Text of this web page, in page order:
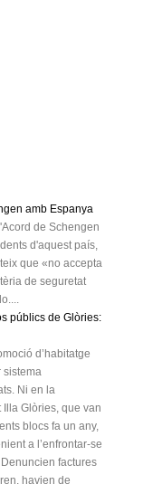
amb Espanya
de Schengen
d'aquest país,
que «no accepta
de seguretat
públics de Glòries:
d’habitatge
Ni en la
Glòries, que van
blocs fa un any,
a l’enfrontar-se
factures
havien de